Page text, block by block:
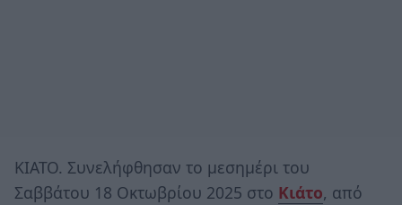
ΚΙΑΤΟ. Συνελήφθησαν το μεσημέρι του
Σαββάτου 18 Οκτωβρίου 2025 στο Κιάτο, από